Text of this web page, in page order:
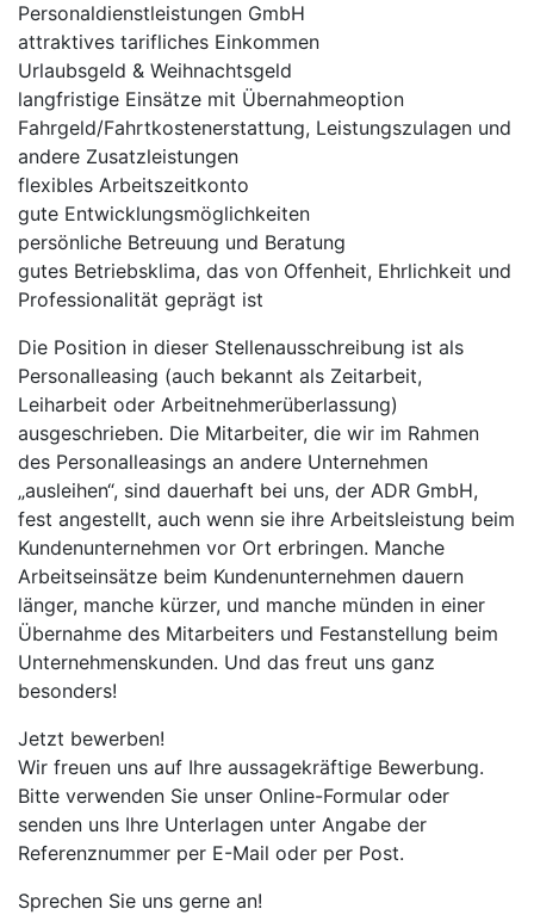
Personaldienstleistungen GmbH
attraktives tarifliches Einkommen
Urlaubsgeld & Weihnachtsgeld
langfristige Einsätze mit Übernahmeoption
Fahrgeld/Fahrtkostenerstattung, Leistungszulagen und
andere Zusatzleistungen
flexibles Arbeitszeitkonto
gute Entwicklungsmöglichkeiten
persönliche Betreuung und Beratung
gutes Betriebsklima, das von Offenheit, Ehrlichkeit und
Professionalität geprägt ist
Die Position in dieser Stellenausschreibung ist als
Personalleasing (auch bekannt als Zeitarbeit,
Leiharbeit oder Arbeitnehmerüberlassung)
ausgeschrieben. Die Mitarbeiter, die wir im Rahmen
des Personalleasings an andere Unternehmen
„ausleihen“, sind dauerhaft bei uns, der ADR GmbH,
fest angestellt, auch wenn sie ihre Arbeitsleistung beim
Kundenunternehmen vor Ort erbringen. Manche
Arbeitseinsätze beim Kundenunternehmen dauern
länger, manche kürzer, und manche münden in einer
Übernahme des Mitarbeiters und Festanstellung beim
Unternehmenskunden. Und das freut uns ganz
besonders!
Jetzt bewerben!
Wir freuen uns auf Ihre aussagekräftige Bewerbung.
Bitte verwenden Sie unser Online-Formular oder
senden uns Ihre Unterlagen unter Angabe der
Referenznummer per E-Mail oder per Post.
Sprechen Sie uns gerne an!